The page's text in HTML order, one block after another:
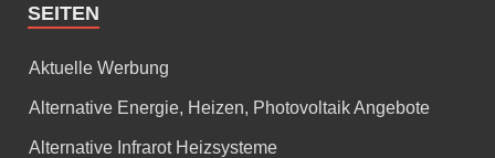
SEITEN
Aktuelle Werbung
Alternative Energie, Heizen, Photovoltaik Angebote
Alternative Infrarot Heizsysteme